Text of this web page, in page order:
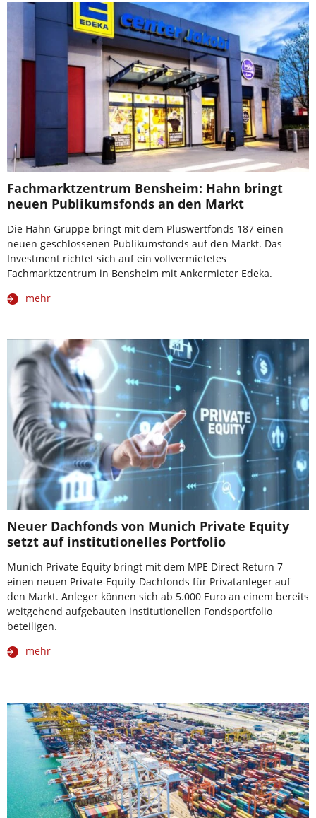
Fachmarktzentrum Bensheim: Hahn bringt
neuen Publikumsfonds an den Markt
Die Hahn Gruppe bringt mit dem Pluswertfonds 187 einen
neuen geschlossenen Publikumsfonds auf den Markt. Das
Investment richtet sich auf ein vollvermietetes
Fachmarktzentrum in Bensheim mit Ankermieter Edeka.
mehr
Neuer Dachfonds von Munich Private Equity
setzt auf institutionelles Portfolio
Munich Private Equity bringt mit dem MPE Direct Return 7
einen neuen Private-Equity-Dachfonds für Privatanleger auf
den Markt. Anleger können sich ab 5.000 Euro an einem bereits
weitgehend aufgebauten institutionellen Fondsportfolio
beteiligen.
mehr